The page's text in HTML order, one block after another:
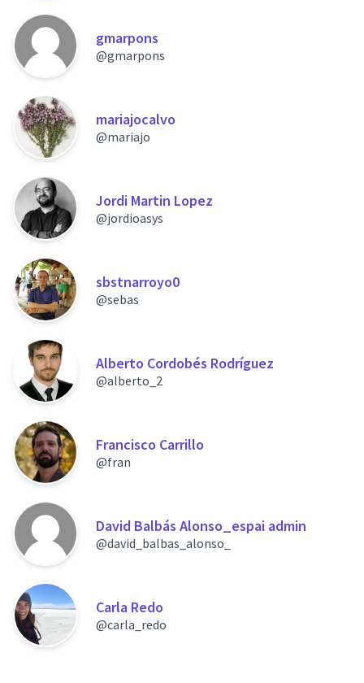
gmarpons
@gmarpons
mariajocalvo
@mariajo
Jordi Martin Lopez
@jordioasys
sbstnarroyo0
@sebas
Alberto Cordobés Rodríguez
@alberto_2
Francisco Carrillo
@fran
David Balbás Alonso_espai admin
@david_balbas_alonso_
Carla Redo
@carla_redo